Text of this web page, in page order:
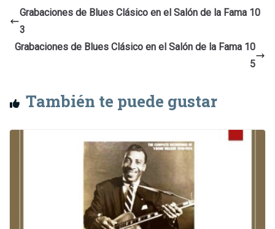
Grabaciones de Blues Clásico en el Salón de la Fama 10
3
Grabaciones de Blues Clásico en el Salón de la Fama 10
5
También te puede gustar